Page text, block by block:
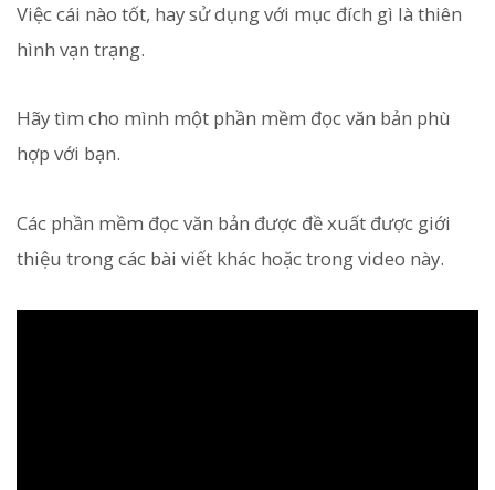
Việc cái nào tốt, hay sử dụng với mục đích gì là thiên
hình vạn trạng.
Hãy tìm cho mình một phần mềm đọc văn bản phù
hợp với bạn.
Các phần mềm đọc văn bản được đề xuất được giới
thiệu trong các bài viết khác hoặc trong video này.